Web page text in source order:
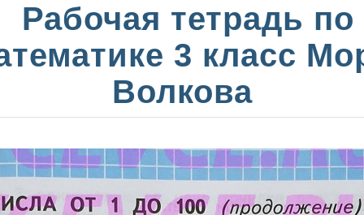
Рабочая тетрадь по
3 класс
Волкова